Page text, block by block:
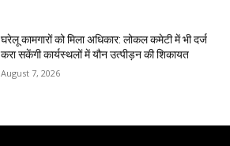
घरेलू कामगारों को मिला अधिकार: लोकल कमेटी में भी दर्ज
करा सकेंगी कार्यस्थलों में यौन उत्पीड़न की शिकायत
August 7, 2026